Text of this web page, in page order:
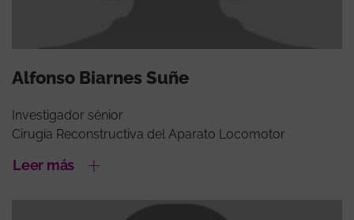
Alfonso Biarnes Suñe
Investigador sénior
Cirugía Reconstructiva del Aparato Locomotor
Leer más